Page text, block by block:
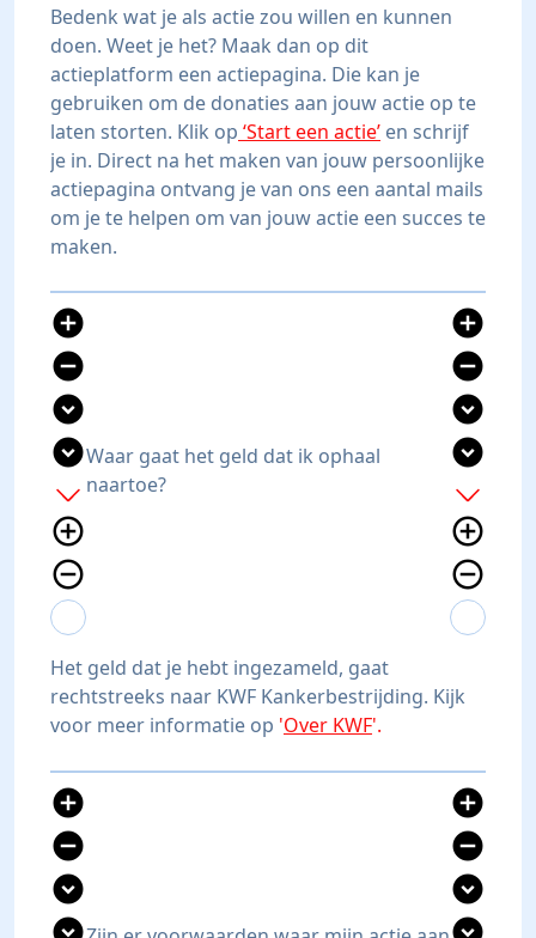
Bedenk wat je als actie zou willen en kunnen
doen. Weet je het? Maak dan op dit
actieplatform een actiepagina. Die kan je
gebruiken om de donaties aan jouw actie op te
laten storten. Klik op ‘Start een actie’ en schrijf
je in. Direct na het maken van jouw persoonlijke
actiepagina ontvang je van ons een aantal mails
om je te helpen om van jouw actie een succes te
maken.
add_circle
remove_circle
expand_circle_down
expand_circle_down
add
add_circle_outline
remove_circle_outline
expand_more
expand_less
Waar gaat het geld dat ik ophaal
naartoe?
add_circle
remove_circle
expand_circle_down
expand_circle_down
add
add_circle_outline
remove_circle_outline
expand_more
expand_less
Het geld dat je hebt ingezameld, gaat
rechtstreeks naar KWF Kankerbestrijding. Kijk
voor meer informatie op 'Over KWF'.
add_circle
remove_circle
expand_circle_down
add_circle
remove_circle
expand_circle_down